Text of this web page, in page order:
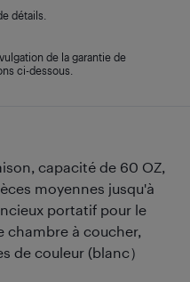
capacité de 60 OZ,
moyennes jusqu'à
portatif pour le
chambre à coucher,
de couleur (blanc）
détails.
de la garantie de
ci-dessous.